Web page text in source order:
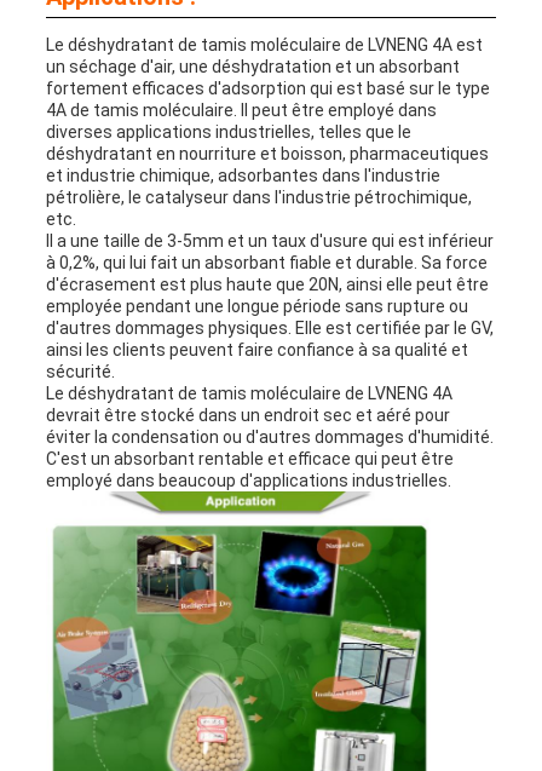
Le déshydratant de tamis moléculaire de LVNENG 4A est
un séchage d'air, une déshydratation et un absorbant
fortement efficaces d'adsorption qui est basé sur le type
4A de tamis moléculaire. Il peut être employé dans
diverses applications industrielles, telles que le
déshydratant en nourriture et boisson, pharmaceutiques
et industrie chimique, adsorbantes dans l'industrie
pétrolière, le catalyseur dans l'industrie pétrochimique,
etc.
Il a une taille de 3-5mm et un taux d'usure qui est inférieur
à 0,2%, qui lui fait un absorbant fiable et durable. Sa force
d'écrasement est plus haute que 20N, ainsi elle peut être
employée pendant une longue période sans rupture ou
d'autres dommages physiques. Elle est certifiée par le GV,
ainsi les clients peuvent faire confiance à sa qualité et
sécurité.
Le déshydratant de tamis moléculaire de LVNENG 4A
devrait être stocké dans un endroit sec et aéré pour
éviter la condensation ou d'autres dommages d'humidité.
C'est un absorbant rentable et efficace qui peut être
employé dans beaucoup d'applications industrielles.